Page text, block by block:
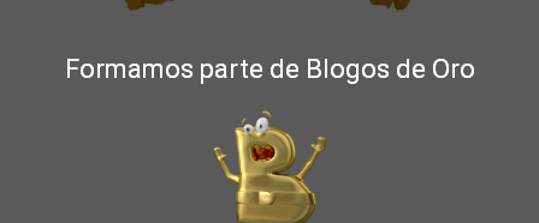
Formamos parte de Blogos de Oro